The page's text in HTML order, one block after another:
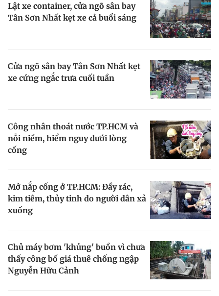
Lật xe container, cửa ngõ sân bay
Tân Sơn Nhất kẹt xe cả buổi sáng
Cửa ngõ sân bay Tân Sơn Nhất kẹt
xe cứng ngắc trưa cuối tuần
Công nhân thoát nước TP.HCM và
nỗi niềm, hiểm nguy dưới lòng
cống
Mở nắp cống ở TP.HCM: Đầy rác,
kim tiêm, thủy tinh do người dân xả
xuống
Chủ máy bơm 'khủng' buồn vì chưa
thấy công bố giá thuê chống ngập
Nguyễn Hữu Cảnh